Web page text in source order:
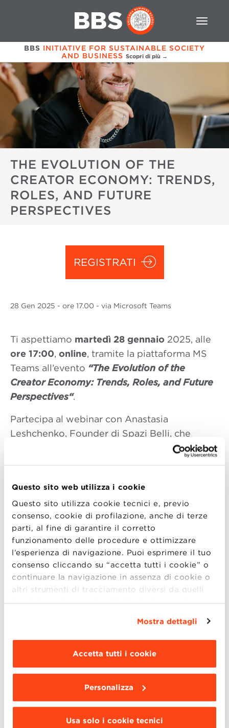
Questo sito web utilizza i cookie
Questo sito utilizza cookie tecnici e, previo
consenso, cookie di profilazione, anche di terze
parti, al fine di garantire il corretto
funzionamento delle procedure e ottimizzare
l’esperienza di navigazione. Puoi esprimere il tuo
consenso cliccando su “accetta tutti i cookie” o
continuare la navigazione in assenza di cookie o
altri strumenti di tracciamento diversi da quelli
tecnici semplicemente chiudendo il presente
Dettagli ”. Per
modificare le impostazioni di navigazione e
scegliere le funzionalità, le terze parti e i cookie
Mostra dettagli
Accetta tutti i cookie
Personalizza
Usa solo i cookie tecnici
BBS INITIATIVE FOR SUSTAINABLE SOCIETY
AND BUSINESS Scopri di più →
THE EVOLUTION OF THE
CREATOR ECONOMY: TRENDS,
ROLES, AND FUTURE
PERSPECTIVES
REGISTRATI
28 Gen 2025 - ore 17.00 - via Microsoft Teams
Ti aspettiamo martedì 28 gennaio 2025, alle
ore 17:00, online, tramite la piattaforma MS
Teams all’evento “The Evolution of the
Creator Economy: Trends, Roles, and Future
Perspectives“.
Partecipa al webinar con Anastasia
Leshchenko, Founder di Spazi Belli, che
esplorerà il panorama in continua evoluzione
trasformazioni nel ruolo dei content creator e
degli influencer, condividendo la sua
esperienza sulla comunicazione strategicain
questo settore dinamico.
Durante la sessione, acquisirai preziosi spunti
sulle sfide e le opportunità all’interno della
creatory economy, con un’attenzione
questo settore in rapida evoluzione.
Moderatore:
Augusto Valeriani |Director of the Master in
Digital Marketing and Communication,
Bologna Business School